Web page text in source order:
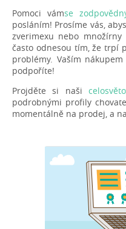
Pomoci vámse
posláním! Prosíme vás,
zverimexu nebo
často odnesou tím, že trpí
problémy. Vaším
podpoříte!
Projděte si naši
podrobnými profily
momentálně na prodej, a